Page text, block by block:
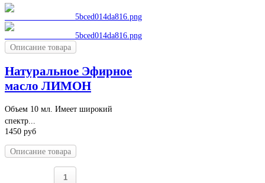
Описание товара
Натуральное Эфирное
масло ЛИМОН
Объем 10 мл. Имеет широкий
спектр...
1450 руб
Описание товара